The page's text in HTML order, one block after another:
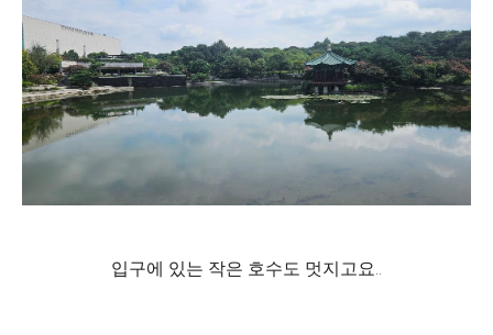
입구에 있는 작은 호수도 멋지고요..